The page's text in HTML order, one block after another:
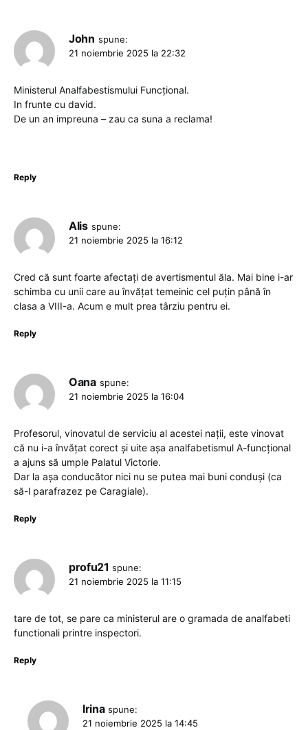
John spune:
21 noiembrie 2025 la 22:32
Ministerul Analfabestismului Funcțional.
In frunte cu david.
De un an impreuna – zau ca suna a reclama!
Reply
Alis spune:
21 noiembrie 2025 la 16:12
Cred că sunt foarte afectați de avertismentul ăla. Mai bine i-ar
schimba cu unii care au învățat temeinic cel puțin până în
clasa a VIII-a. Acum e mult prea târziu pentru ei.
Reply
Oana spune:
21 noiembrie 2025 la 16:04
Profesorul, vinovatul de serviciu al acestei nații, este vinovat
că nu i-a învățat corect și uite așa analfabetismul A-funcțional
a ajuns să umple Palatul Victorie.
Dar la așa conducător nici nu se putea mai buni conduși (ca
să-l parafrazez pe Caragiale).
Reply
profu21 spune:
21 noiembrie 2025 la 11:15
tare de tot, se pare ca ministerul are o gramada de analfabeti
functionali printre inspectori.
Reply
Irina spune:
21 noiembrie 2025 la 14:45